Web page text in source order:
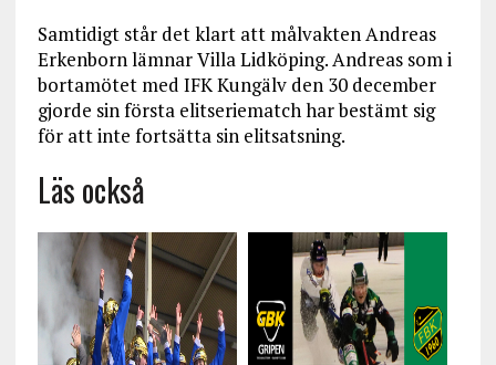
Samtidigt står det klart att målvakten Andreas
Erkenborn lämnar Villa Lidköping. Andreas som i
bortamötet med IFK Kungälv den 30 december
gjorde sin första elitseriematch har bestämt sig
för att inte fortsätta sin elitsatsning.
Läs också